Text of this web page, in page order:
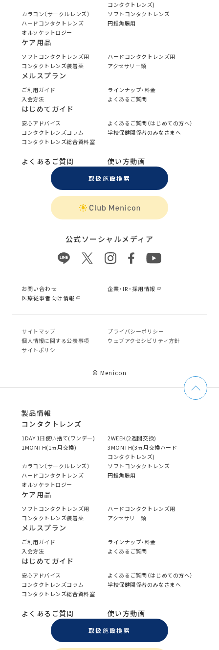
コンタクトレンズ)
カラコン（サークルレンズ）
ソフトコンタクトレンズ
ハードコンタクトレンズ
円錐角膜用
オルソケラトロジー
ケア用品
ソフトコンタクトレンズ用
ハードコンタクトレンズ用
コンタクトレンズ装着薬
アクセサリー類
メルスプラン
ご利用ガイド
ラインナップ・料金
入会方法
よくあるご質問
はじめてガイド
安心アドバイス
よくあるご質問（はじめての方へ）
コンタクトレンズコラム
学校保健関係者のみなさまへ
コンタクトレンズ総合資料室
よくあるご質問 使い方動画
取扱施設検索
公式ソーシャルメディア
お問い合わせ
企業・IR・採用情報
医療従事者向け情報
サイトマップ
プライバシーポリシー
個⼈情報に関する公表事項
ウェブアクセシビリティ方針
サイトポリシー
© Menicon
製品情報
コンタクトレンズ
1DAY 1日使い捨て(ワンデー)
2WEEK(2週間交換)
1MONTH(1ヵ月交換)
3MONTH(3ヵ月交換ハード
コンタクトレンズ)
カラコン（サークルレンズ）
ソフトコンタクトレンズ
ハードコンタクトレンズ
円錐角膜用
オルソケラトロジー
ケア用品
ソフトコンタクトレンズ用
ハードコンタクトレンズ用
コンタクトレンズ装着薬
アクセサリー類
メルスプラン
ご利用ガイド
ラインナップ・料金
入会方法
よくあるご質問
はじめてガイド
安心アドバイス
よくあるご質問（はじめての方へ）
コンタクトレンズコラム
学校保健関係者のみなさまへ
コンタクトレンズ総合資料室
よくあるご質問 使い方動画
取扱施設検索